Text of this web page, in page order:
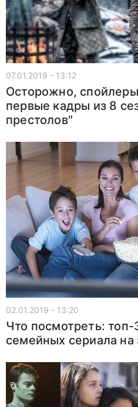
07.01.2019 - 13:12
Осторожно,
первые кадры из 8
престолов"
02.01.2019 - 13:20
Что посмотреть:
семейных сериала